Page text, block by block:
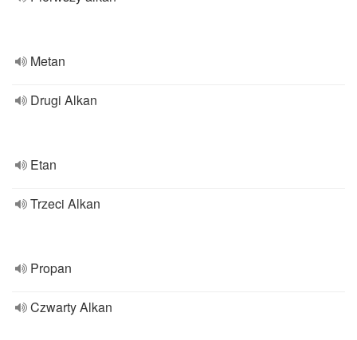
Metan
Drugi Alkan
Etan
Trzeci Alkan
Propan
Czwarty Alkan